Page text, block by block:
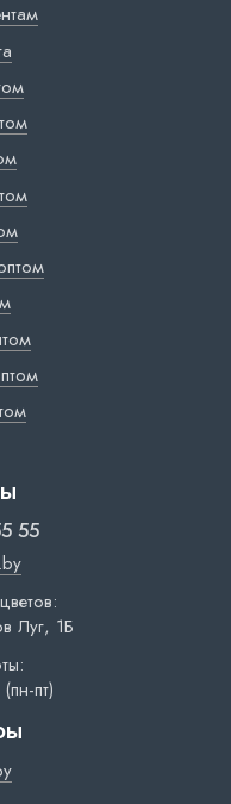
55
Луг, 1Б
пт)